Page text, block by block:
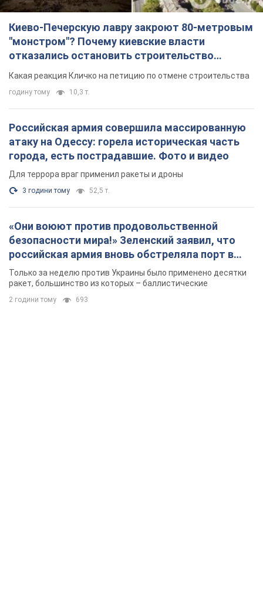
Киево-Печерскую лавру закроют 80-метровым
"монстром"? Почему киевские власти
отказались остановить строительство
небоскреба "московского верующего"
Какая реакция Кличко на петицию по отмене строительства
годину тому 10,3 т.
Российская армия совершила массированную
атаку на Одессу: горела историческая часть
города, есть пострадавшие. Фото и видео
Для террора враг применил ракеты и дроны
3 години тому 52,5 т.
«Они воюют против продовольственной
безопасности мира!» Зеленский заявил, что
российская армия вновь обстреляла порт в
Одессе
Только за неделю против Украины было применено десятки
ракет, большинство из которых – баллистические
2 години тому 693